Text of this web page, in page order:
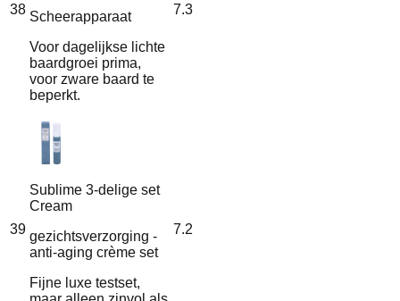
38 Scheerapparaat
Voor dagelijkse lichte
baardgroei prima,
voor zware baard te
beperkt.
7.3
39
Sublime 3-delige set
Cream
gezichtsverzorging -
anti-aging crème set
Fijne luxe testset,
7.2